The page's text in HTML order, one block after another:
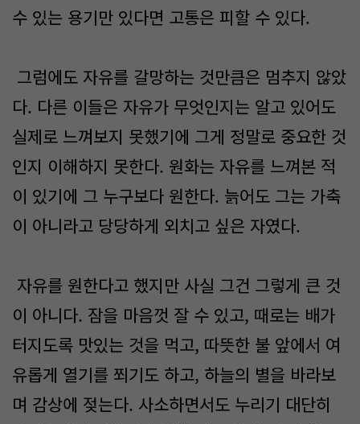
수 있는 용기만 있다면 고통은 피할 수 있다.
그럼에도 자유를 갈망하는 것만큼은 멈추지 않았
다. 다른 이들은 자유가 무엇인지는 알고 있어도
실제로 느껴보지 못했기에 그게 정말로 중요한 것
인지 이해하지 못한다. 원화는 자유를 느껴본 적
이 있기에 그 누구보다 원한다. 늙어도 그는 가축
이 아니라고 당당하게 외치고 싶은 자였다.
자유를 원한다고 했지만 사실 그건 그렇게 큰 것
이 아니다. 잠을 마음껏 잘 수 있고, 때로는 배가
터지도록 맛있는 것을 먹고, 따뜻한 불 앞에서 여
유롭게 열기를 쬐기도 하고, 하늘의 별을 바라보
며 감상에 젖는다. 사소하면서도 누리기 대단히